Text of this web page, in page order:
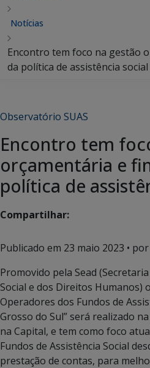
Notícias
Encontro tem foco na gestão
da política de assistência social
Observatório SUAS
Encontro tem
orçamentária e
política de
Compartilhar:
Publicado em 23 maio 2023 •
Promovido pela Sead
Social e dos Direitos Humanos)
Operadores dos Fundos de
Grosso do Sul” será realizado
na Capital, e tem como foco
Fundos de Assistência Social
prestação de contas, para